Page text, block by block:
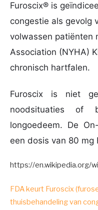
Furoscix® is
congestie als gevolg
volwassen patiënten
Association (NYHA)
chronisch hartfalen.
Furoscix is ​​niet
noodsituaties of
longoedeem. De
een dosis van 80 mg
https://en.wikipedia.org/
FDA keurt Furoscix
thuisbehandeling van